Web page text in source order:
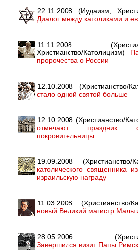
22.11.2008 (Иудаизм,
Диалог между католиками и
11.11.2008
Христианство/Католицизм)
пророчества о России
12.10.2008 (Христианство/
стало одной святой больше
12.10.2008 (Христианство/
отмечают праздник
покровительницы
19.09.2008 (Христианство/
католического священника
израильскую награду
11.03.2008 (Христианство/
новый Великий магистр
28.05.2006
Завершился визит Папы